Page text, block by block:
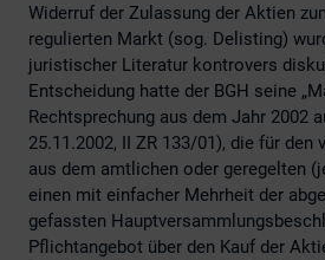
Widerruf der Zulassung der Aktien
regulierten Markt (sog. Delisting)
juristischer Literatur kontrovers
Entscheidung hatte der BGH seine
Rechtsprechung aus dem Jahr 2002
25.11.2002, II ZR 133/01), die für den
aus dem amtlichen oder geregelten
einen mit einfacher Mehrheit der
gefassten
Pflichtangebot über den Kauf der